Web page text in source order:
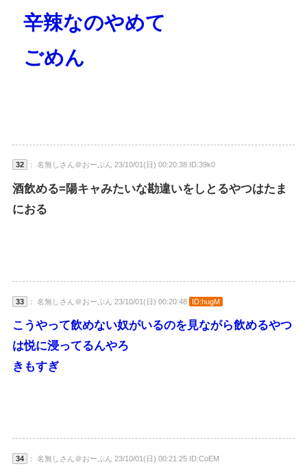
辛辣なのやめて
ごめん
32 ： 名無しさん＠おーぷん 23/10/01(日) 00:20:38 ID:39k0
酒飲める=陽キャみたいな勘違いをしとるやつはたま
におる
33 ： 名無しさん＠おーぷん 23/10/01(日) 00:20:48 ID:hugM
こうやって飲めない奴がいるのを見ながら飲めるやつ
は悦に浸ってるんやろ
きもすぎ
34 ： 名無しさん＠おーぷん 23/10/01(日) 00:21:25 ID:CoEM